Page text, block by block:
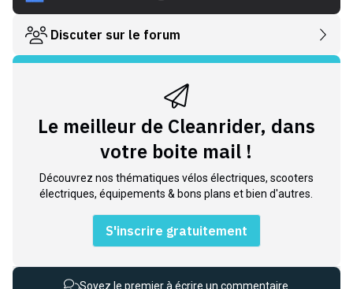
Discuter sur le forum
Le meilleur de Cleanrider, dans
votre boite mail !
Découvrez nos thématiques vélos électriques, scooters
électriques, équipements & bons plans et bien d'autres.
S'inscrire gratuitement
Soyez le premier à écrire un commentaire